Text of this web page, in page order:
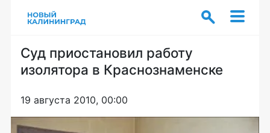
Суд приостановил работу
изолятора в Краснознаменске
19 августа 2010, 00:00